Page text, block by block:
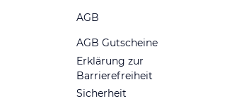
AGB
AGB Gutscheine
Erklärung zur
Barrierefreiheit
Sicherheit